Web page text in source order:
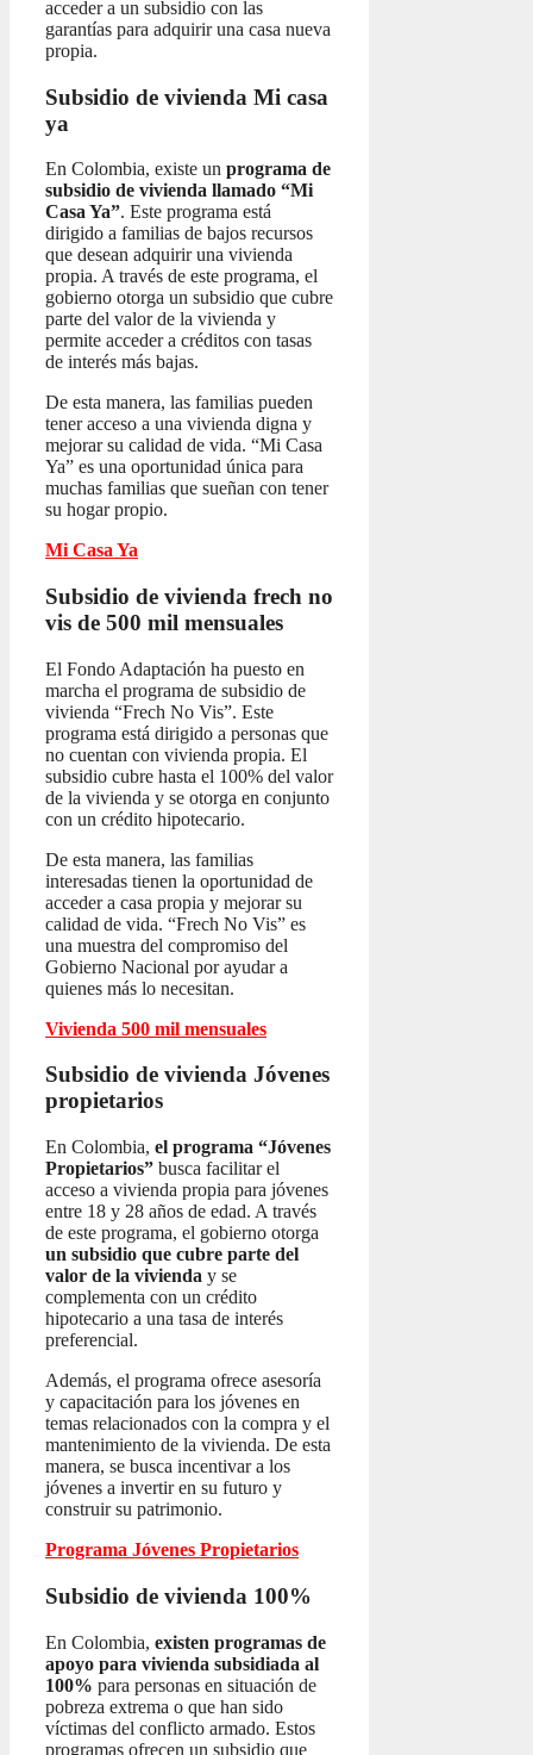
acceder a un subsidio con las
garantías para adquirir una casa nueva
propia.
Subsidio de vivienda Mi casa
ya
En Colombia, existe un programa de
subsidio de vivienda llamado “Mi
Casa Ya”. Este programa está
dirigido a familias de bajos recursos
que desean adquirir una vivienda
propia. A través de este programa, el
gobierno otorga un subsidio que cubre
parte del valor de la vivienda y
permite acceder a créditos con tasas
de interés más bajas.
De esta manera, las familias pueden
tener acceso a una vivienda digna y
mejorar su calidad de vida. “Mi Casa
Ya” es una oportunidad única para
muchas familias que sueñan con tener
su hogar propio.
Mi Casa Ya
Subsidio de vivienda frech no
vis de 500 mil mensuales
El Fondo Adaptación ha puesto en
marcha el programa de subsidio de
vivienda “Frech No Vis”. Este
programa está dirigido a personas que
no cuentan con vivienda propia. El
subsidio cubre hasta el 100% del valor
de la vivienda y se otorga en conjunto
con un crédito hipotecario.
De esta manera, las familias
interesadas tienen la oportunidad de
acceder a casa propia y mejorar su
calidad de vida. “Frech No Vis” es
una muestra del compromiso del
Gobierno Nacional por ayudar a
quienes más lo necesitan.
Vivienda 500 mil mensuales
Subsidio de vivienda Jóvenes
propietarios
En Colombia, el programa “Jóvenes
Propietarios” busca facilitar el
acceso a vivienda propia para jóvenes
entre 18 y 28 años de edad. A través
de este programa, el gobierno otorga
un subsidio que cubre parte del
valor de la vivienda y se
complementa con un crédito
hipotecario a una tasa de interés
preferencial.
Además, el programa ofrece asesoría
y capacitación para los jóvenes en
temas relacionados con la compra y el
mantenimiento de la vivienda. De esta
manera, se busca incentivar a los
jóvenes a invertir en su futuro y
construir su patrimonio.
Programa Jóvenes Propietarios
Subsidio de vivienda 100%
En Colombia, existen programas de
apoyo para vivienda subsidiada al
100% para personas en situación de
pobreza extrema o que han sido
víctimas del conflicto armado. Estos
programas ofrecen un subsidio que